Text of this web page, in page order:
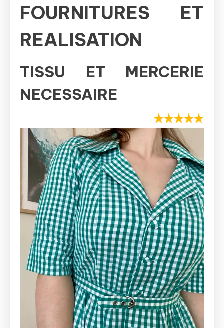
FOURNITURES ET
REALISATION
TISSU ET MERCERIE
NECESSAIRE